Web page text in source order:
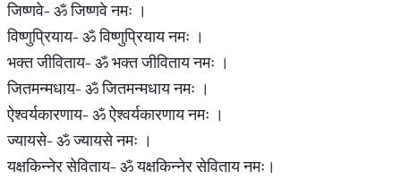
जिष्णवे- ॐ जिष्णवे नमः ।
विष्णुप्रियाय- ॐ विष्णुप्रियाय नमः ।
भक्त जीविताय- ॐ भक्त जीविताय नमः ।
जितमन्मधाय- ॐ जितमन्मधाय नमः ।
ऐश्वर्यकारणाय- ॐ ऐश्वर्यकारणाय नमः ।
ज्यायसे- ॐ ज्यायसे नमः ।
यक्षकिन्नेर सेविताय- ॐ यक्षकिन्नेर सेविताय नमः।